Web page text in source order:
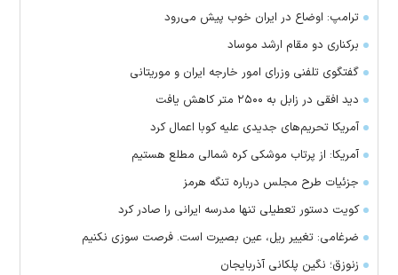
ترامپ: اوضاع در ایران خوب پیش می‌رود
برکناری دو مقام ارشد موساد
گفتگوی تلفنی وزرای امور خارجه ایران و موریتانی
دید افقی در زابل به ۲۵۰۰ متر کاهش یافت
آمریکا تحریم‌های جدیدی علیه کوبا اعمال کرد
آمریکا: از پرتاب موشکی کره شمالی مطلع هستیم
جزئیات طرح مجلس درباره تنگه هرمز
کویت دستور تعطیلی تنها مدرسه ایرانی را صادر کرد
ضرغامی: تغییر ریل، عین بصیرت است. فرصت سوزی نکنیم
زنوزق؛ نگین پلکانی آذربایجان